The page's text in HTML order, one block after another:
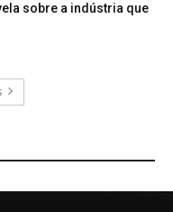
sobre a indústria que